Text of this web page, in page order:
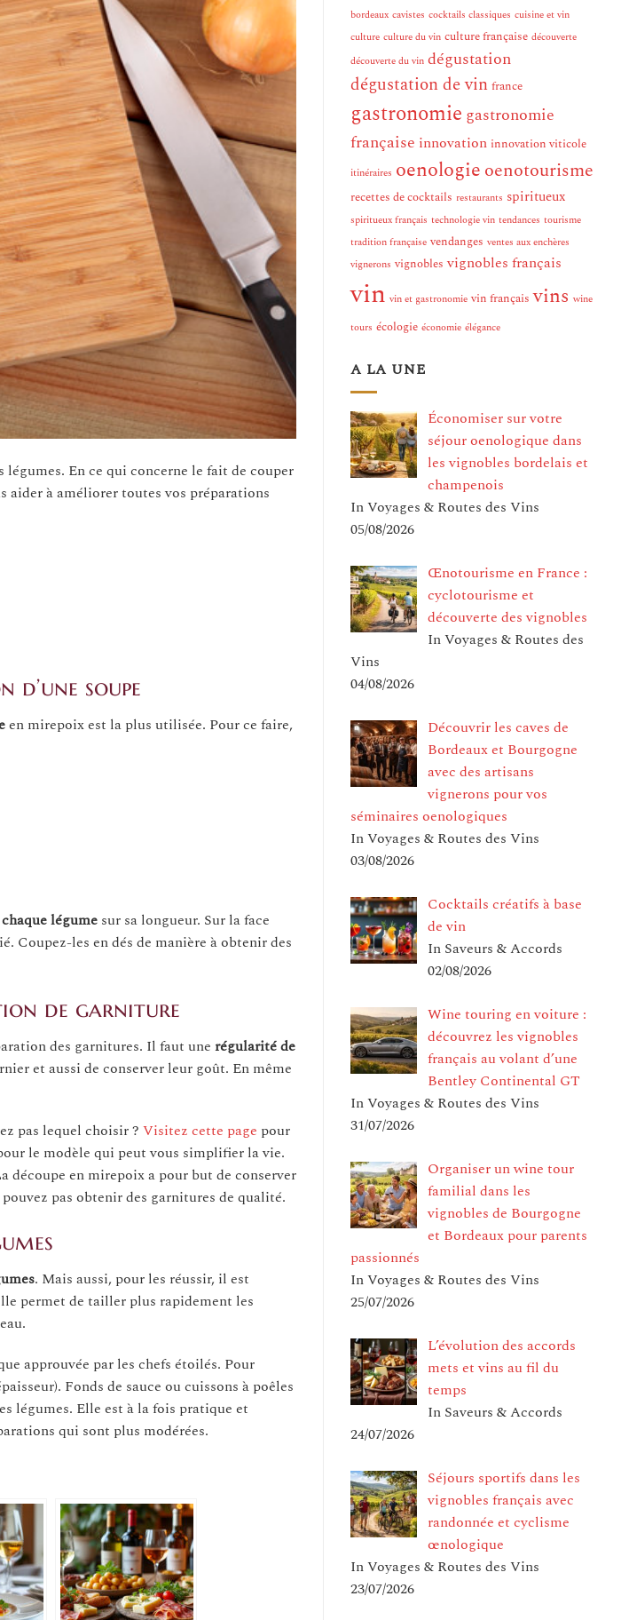
En ce qui concerne le fait de couper
aider à améliorer toutes vos préparations
soupe
en mirepoix est la plus utilisée. Pour ce faire,
légume sur sa longueur. Sur la face
Coupez-les en dés de manière à obtenir des
de garniture
des garnitures. Il faut une régularité de
et aussi de conserver leur goût. En même
pas lequel choisir ? Visitez cette page pour
le modèle qui peut vous simplifier la vie.
découpe en mirepoix a pour but de conserver
pas obtenir des garnitures de qualité.
. Mais aussi, pour les réussir, il est
permet de tailler plus rapidement les
approuvée par les chefs étoilés. Pour
Fonds de sauce ou cuissons à poêles
légumes. Elle est à la fois pratique et
qui sont plus modérées.
bordeaux cavistes cocktails classiques cuisine et vin
culture culture du vin culture française découverte
découverte du vin dégustation
dégustation de vin france
gastronomie gastronomie
française innovation innovation viticole
itinéraires oenologie oenotourisme
recettes de cocktails restaurants spiritueux
spiritueux français technologie vin tendances tourisme
tradition française vendanges ventes aux enchères
vignerons vignobles vignobles français
vin vin et gastronomie vin français vins wine
tours écologie économie élégance
A LA UNE
Économiser sur votre
séjour oenologique dans
les vignobles bordelais et
champenois
In Voyages & Routes des Vins
05/08/2026
Œnotourisme en France :
cyclotourisme et
découverte des vignobles
In Voyages & Routes des
Vins
04/08/2026
Découvrir les caves de
Bordeaux et Bourgogne
avec des artisans
vignerons pour vos
séminaires oenologiques
In Voyages & Routes des Vins
03/08/2026
Cocktails créatifs à base
de vin
In Saveurs & Accords
02/08/2026
Wine touring en voiture :
découvrez les vignobles
français au volant d’une
Bentley Continental GT
In Voyages & Routes des Vins
31/07/2026
Organiser un wine tour
familial dans les
vignobles de Bourgogne
et Bordeaux pour parents
passionnés
In Voyages & Routes des Vins
25/07/2026
L’évolution des accords
mets et vins au fil du
temps
In Saveurs & Accords
24/07/2026
Séjours sportifs dans les
vignobles français avec
randonnée et cyclisme
œnologique
In Voyages & Routes des Vins
23/07/2026